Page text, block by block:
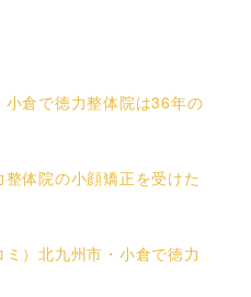
小倉で徳力整体院は36年の
整体院の小顔矯正を受けた
ミ）北九州市・小倉で徳力